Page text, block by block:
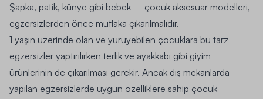
Şapka, patik, künye gibi bebek – çocuk aksesuar modelleri,
egzersizlerden önce mutlaka çıkarılmalıdır.
1 yaşın üzerinde olan ve yürüyebilen çocuklara bu tarz
egzersizler yaptırılırken terlik ve ayakkabı gibi giyim
ürünlerinin de çıkarılması gerekir. Ancak dış mekanlarda
yapılan egzersizlerde uygun özelliklere sahip çocuk